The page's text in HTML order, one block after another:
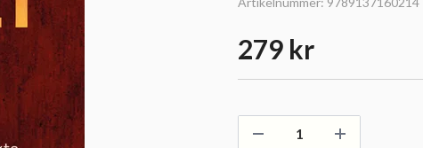
279 kr